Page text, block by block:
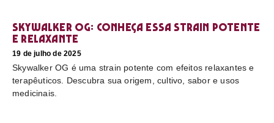
Skywalker OG: conheça essa strain potente
e relaxante
19 de julho de 2025
Skywalker OG é uma strain potente com efeitos relaxantes e
terapêuticos. Descubra sua origem, cultivo, sabor e usos
medicinais.